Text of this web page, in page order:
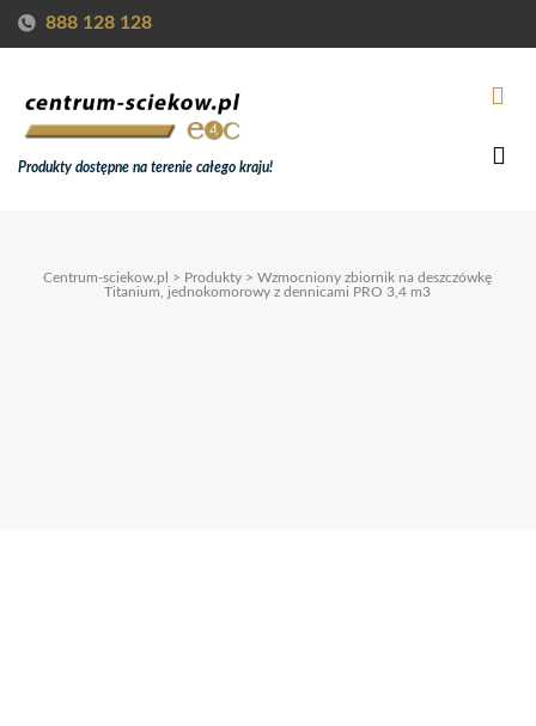
888 128 128
Produkty dostępne na terenie całego kraju!
Centrum-sciekow.pl > Produkty >Wzmocniony zbiornik na deszczówkę
Titanium, jednokomorowy z dennicami PRO 3,4 m3